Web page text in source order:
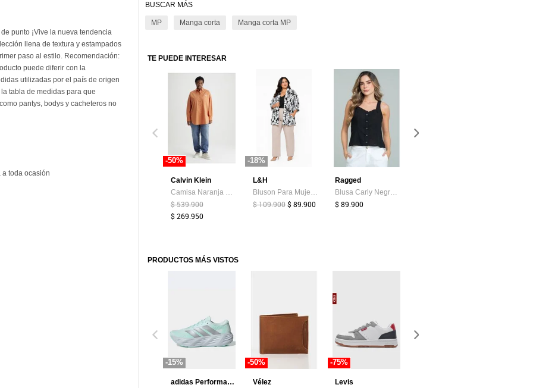
punto ¡Vive la nueva tendencia
llena de textura y estampados
paso al estilo. Recomendación:
puede diferir con la
utilizadas por el país de origen
tabla de medidas para que
pantys, bodys y cacheteros no
a toda ocasión
BUSCAR MÁS
MP Manga corta Manga corta MP
TE PUEDE INTERESAR
-50%
Calvin Klein
$ 539.900
$ 269.950
-18%
L&H
$ 109.900$ 89.900
Ragged
$ 89.900
PRODUCTOS MÁS VISTOS
-15%
adidas Performance
-50%
Vélez
-75%
Levis